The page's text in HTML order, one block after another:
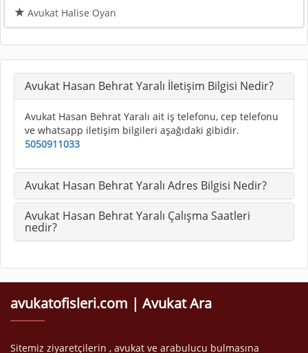
Avukat Halise Oyan
Avukat Hasan Behrat Yaralı İletişim Bilgisi Nedir?
Avukat Hasan Behrat Yaralı ait iş telefonu, cep telefonu
ve whatsapp iletişim bilgileri aşağıdaki gibidir.
5050911033
Avukat Hasan Behrat Yaralı Adres Bilgisi Nedir?
Avukat Hasan Behrat Yaralı Çalışma Saatleri
nedir?
avukatofisleri.com | Avukat Ara
Sitemiz ziyaretçilerin , avukat ve arabulucu bulmasına